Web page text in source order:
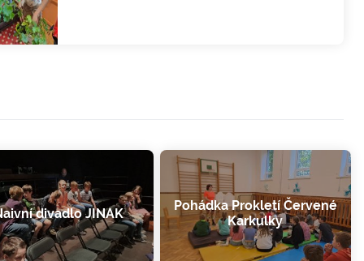
divadlo JINAK
Pohádka Prokletí Červené
Karkulky